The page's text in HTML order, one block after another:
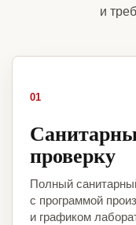
и
01
проверку
Полный
с программой
и графиком